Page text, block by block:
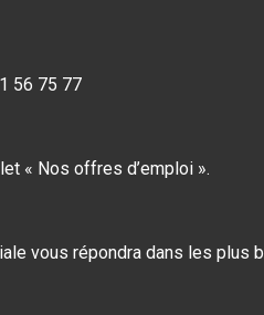
56 75 77
« Nos offres d’emploi ».
vous répondra dans les plus